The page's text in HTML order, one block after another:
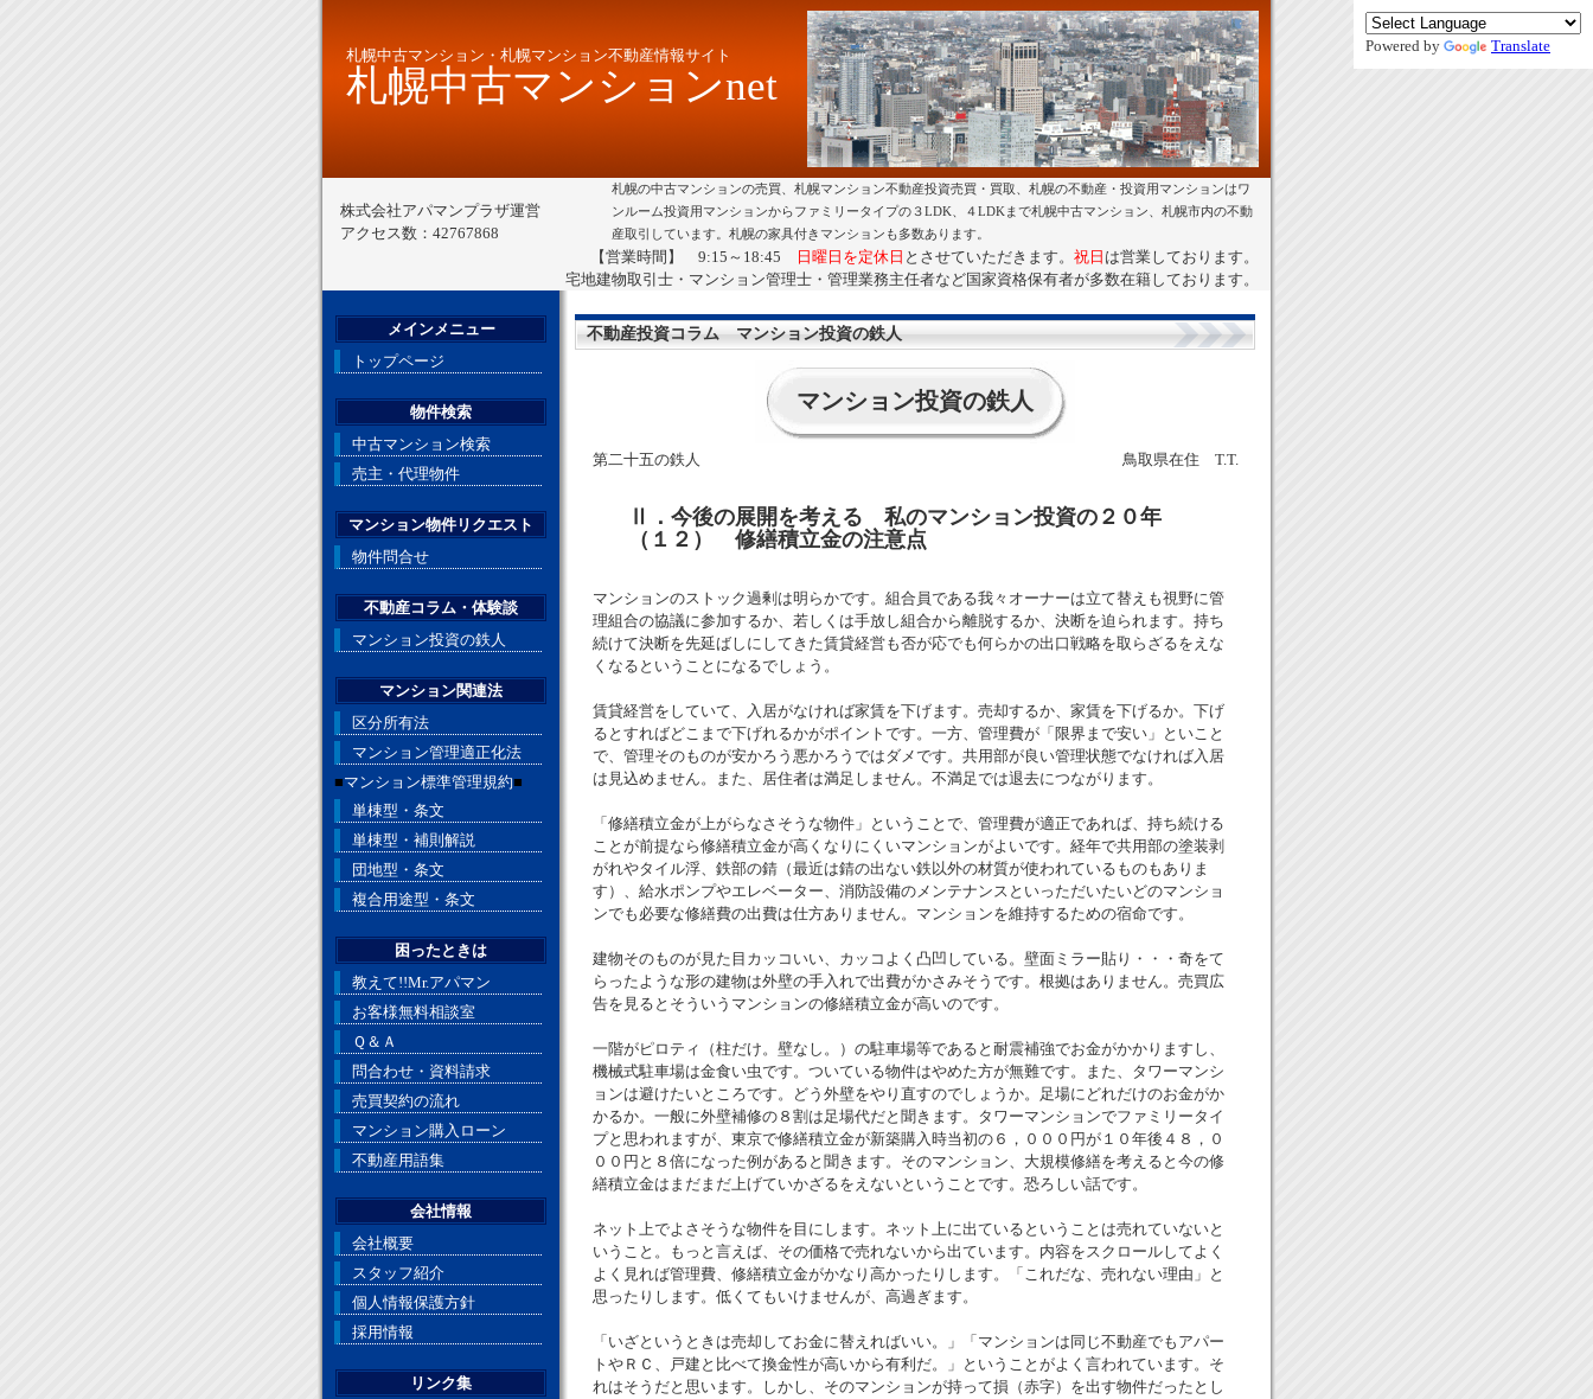
札幌中古マンション・札幌マンション不動産情報サイト
札幌中古マンションnet
株式会社アパマンプラザ運営
アクセス数：42767868
札幌の中古マンションの売買、札幌マンション不動産投資売買・買取、札幌の不動産・投資用マンションはワ
ンルーム投資用マンションからファミリータイプの３LDK、４LDKまで札幌中古マンション、札幌市内の不動
産取引しています。札幌の家具付きマンションも多数あります。
【営業時間】 9:15～18:45 日曜日を定休日 とさせていただきます。 祝日 は営業しております。
宅地建物取引士・マンション管理士・管理業務主任者など国家資格保有者が多数在籍しております。
Powered by Translate
不動産投資コラム マンション投資の鉄人
マンション投資の鉄人
第二十五の鉄人 鳥取県在住 T.T.
Ⅱ．今後の展開を考える 私のマンション投資の２０年
（１２） 修繕積立金の注意点
マンションのストック過剰は明らかです。組合員である我々オーナーは立て替えも視野に管
理組合の協議に参加するか、若しくは手放し組合から離脱するか、決断を迫られます。持ち
続けて決断を先延ばしにしてきた賃貸経営も否が応でも何らかの出口戦略を取らざるをえな
くなるということになるでしょう。
賃貸経営をしていて、入居がなければ家賃を下げます。売却するか、家賃を下げるか。下げ
るとすればどこまで下げれるかがポイントです。一方、管理費が「限界まで安い」といこと
で、管理そのものが安かろう悪かろうではダメです。共用部が良い管理状態でなければ入居
は見込めません。また、居住者は満足しません。不満足では退去につながります。
「修繕積立金が上がらなさそうな物件」ということで、管理費が適正であれば、持ち続ける
ことが前提なら修繕積立金が高くなりにくいマンションがよいです。経年で共用部の塗装剥
がれやタイル浮、鉄部の錆（最近は錆の出ない鉄以外の材質が使われているものもありま
す）、給水ポンプやエレベーター、消防設備のメンテナンスといっただいたいどのマンショ
ンでも必要な修繕費の出費は仕方ありません。マンションを維持するための宿命です。
建物そのものが見た目カッコいい、カッコよく凸凹している。壁面ミラー貼り・・・奇をて
らったような形の建物は外壁の手入れで出費がかさみそうです。根拠はありません。売買広
告を見るとそういうマンションの修繕積立金が高いのです。
一階がピロティ（柱だけ。壁なし。）の駐車場等であると耐震補強でお金がかかりますし、
機械式駐車場は金食い虫です。ついている物件はやめた方が無難です。また、タワーマンシ
ョンは避けたいところです。どう外壁をやり直すのでしょうか。足場にどれだけのお金がか
かるか。一般に外壁補修の８割は足場代だと聞きます。タワーマンションでファミリータイ
プと思われますが、東京で修繕積立金が新築購入時当初の６，０００円が１０年後４８，０
００円と８倍になった例があると聞きます。そのマンション、大規模修繕を考えると今の修
繕積立金はまだまだ上げていかざるをえないということです。恐ろしい話です。
ネット上でよさそうな物件を目にします。ネット上に出ているということは売れていないと
いうこと。もっと言えば、その価格で売れないから出ています。内容をスクロールしてよく
よく見れば管理費、修繕積立金がかなり高かったりします。「これだな、売れない理由」と
思ったりします。低くてもいけませんが、高過ぎます。
「いざというときは売却してお金に替えればいい。」「マンションは同じ不動産でもアパー
トやＲＣ、戸建と比べて換金性が高いから有利だ。」ということがよく言われています。そ
れはそうだと思います。しかし、そのマンションが持って損（赤字）を出す物件だったとし
メインメニュー
トップページ
物件検索
中古マンション検索
売主・代理物件
マンション物件リクエスト
物件問合せ
不動産コラム・体験談
マンション投資の鉄人
マンション関連法
区分所有法
マンション管理適正化法
■マンション標準管理規約■
単棟型・条文
単棟型・補則解説
団地型・条文
複合用途型・条文
困ったときは
教えて!!Mr.アパマン
お客様無料相談室
Ｑ＆Ａ
問合わせ・資料請求
売買契約の流れ
マンション購入ローン
不動産用語集
会社情報
会社概要
スタッフ紹介
個人情報保護方針
採用情報
リンク集